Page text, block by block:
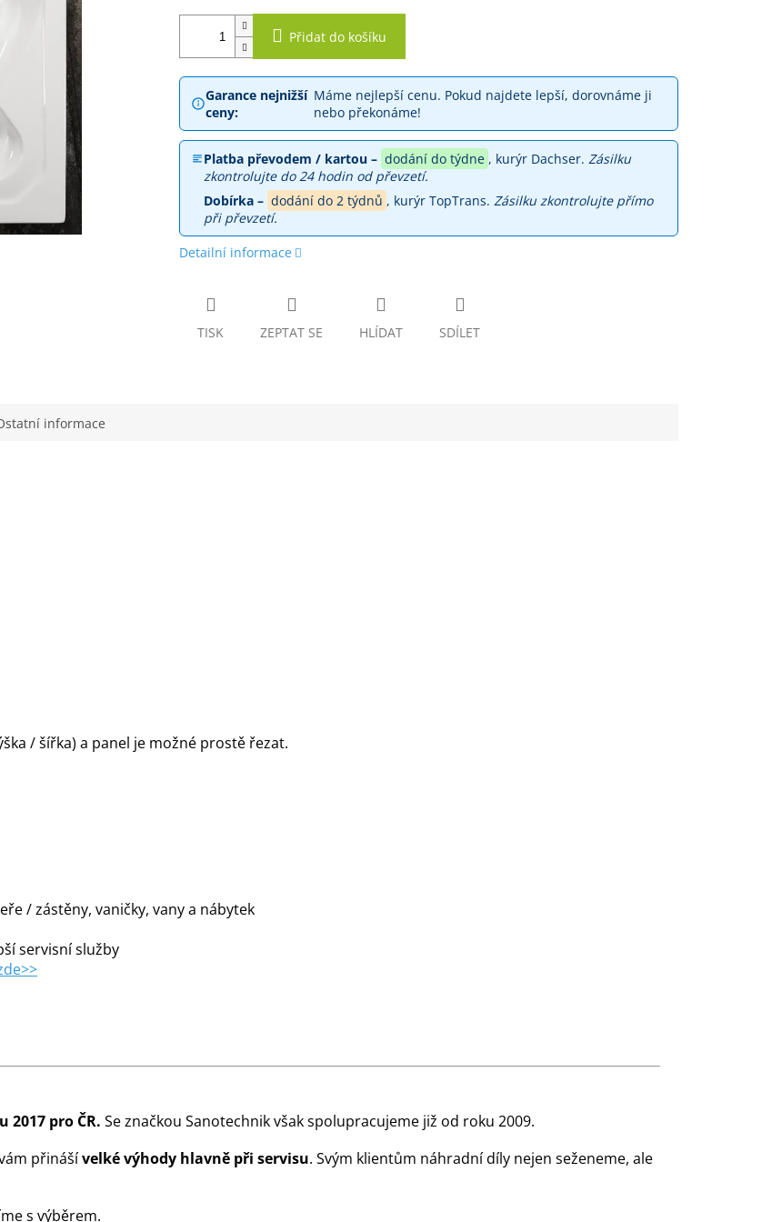
Přidat do košíku
Garance nejnižší
ceny:
Máme nejlepší cenu. Pokud najdete lepší, dorovnáme ji
nebo překonáme!
Platba převodem / kartou – dodání do týdne , kurýr Dachser.Zásilku
zkontrolujte do 24 hodin od převzetí.
Dobírka – dodání do 2 týdnů , kurýr TopTrans.Zásilku zkontrolujte přímo
při převzetí.
Detailní informace
TISK ZEPTAT SE HLÍDAT SDÍLET
informace
/ šířka) a panel je možné prostě řezat.
/ zástěny, vaničky, vany a nábytek
servisní služby
pro ČR. Se značkou Sanotechnik však spolupracujeme již od roku 2009.
přinášívelké výhody hlavně při servisu. Svým klientům náhradní díly nejen seženeme, ale
s výběrem.